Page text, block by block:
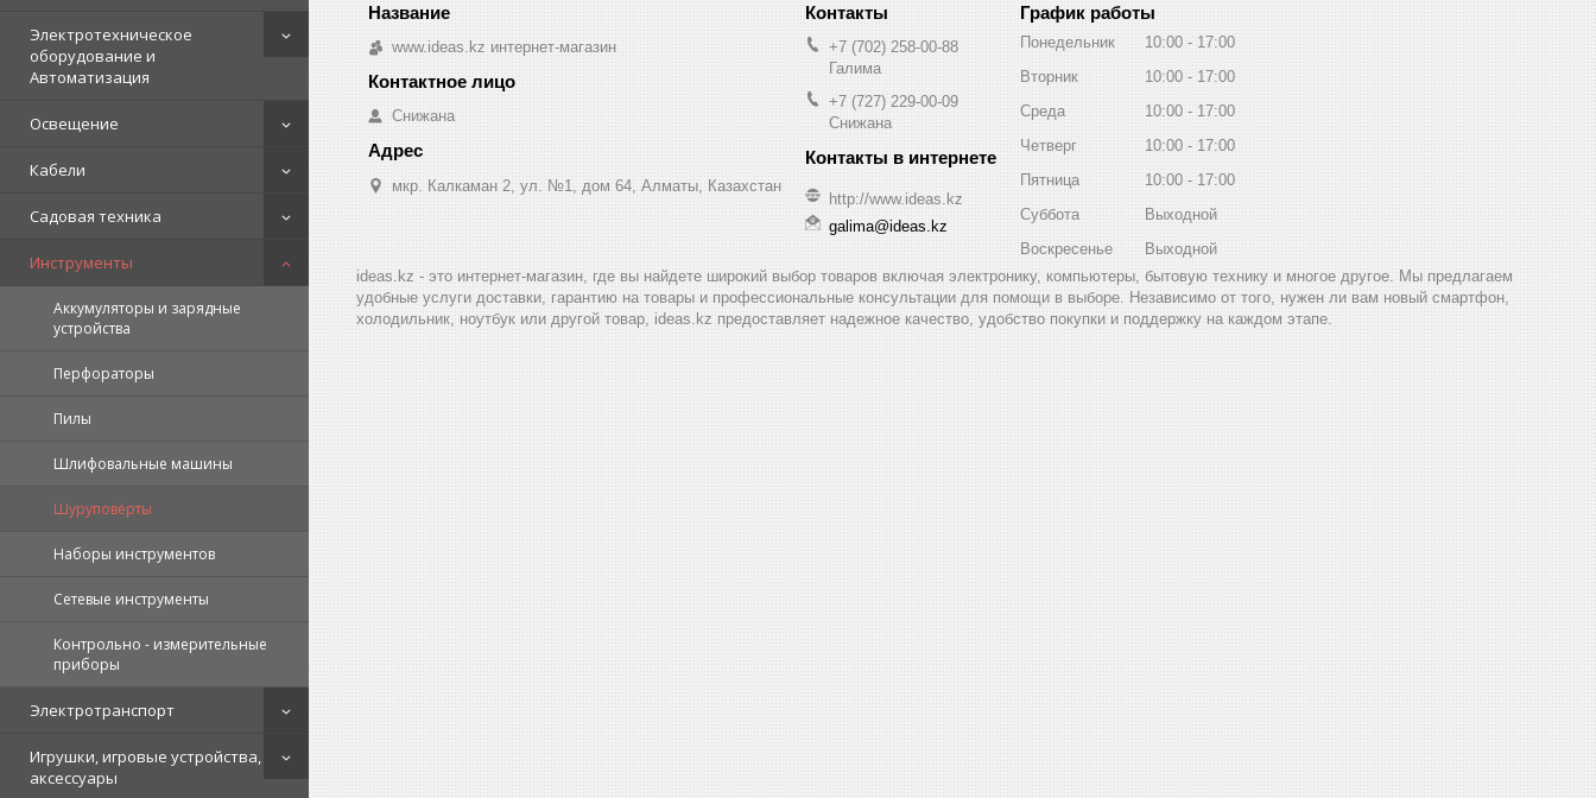
Электротехническое
оборудование и
Автоматизация
Освещение
Кабели
Садовая техника
Инструменты
Аккумуляторы и зарядные
устройства
Перфораторы
Пилы
Шлифовальные машины
Шуруповёрты
Наборы инструментов
Сетевые инструменты
Контрольно - измерительные
приборы
Электротранспорт
Игрушки, игровые устройства,
аксессуары
www.ideas.kz интернет-магазин
Снижана
мкр. Калкаман 2, ул. №1, дом 64, Алматы, Казахстан
+7 (702) 258-00-88
Галима
+7 (727) 229-00-09
Снижана
http://www.ideas.kz
galima@ideas.kz
График работы
Понедельник 10:00
17:00
Вторник
10:00
17:00
Среда
10:00
17:00
Четверг
10:00
17:00
Пятница
10:00
17:00
Суббота
Выходной
Воскресенье
Выходной
ideas.kz - это интернет-магазин, где вы найдете широкий выбор товаров включая электронику, компьютеры, бытовую технику и многое другое. Мы предлагаем
удобные услуги доставки, гарантию на товары и профессиональные консультации для помощи в выборе. Независимо от того, нужен ли вам новый смартфон,
холодильник, ноутбук или другой товар, ideas.kz предоставляет надежное качество, удобство покупки и поддержку на каждом этапе.